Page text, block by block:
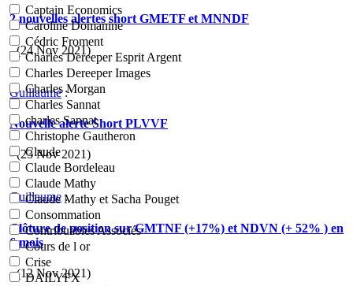
Captain Economics
Caroline Domanine
Cédric Froment
Charles Dereeper Esprit Argent
Charles Dereeper Images
Charles Morgan
Charles Sannat
charles Sannat
Christophe Gautheron
Claude
Claude Bordeleau
Claude Mathy
Claude Mathy et Sacha Pouget
Consommation
Contribuables Associés
Cours de l or
Crise
DAILYFX
2 nouvelles alertes short GMETF et MNNDF
- (24 Nov 2021)
Guillaume:
Nouvelle alerte Short PLVVF
- (23 Nov 2021)
Guillaume:
Clôture de position sur GMTNF (+17%) et NDVN (+ 52% ) en
6 mois
- (12 Nov 2021)